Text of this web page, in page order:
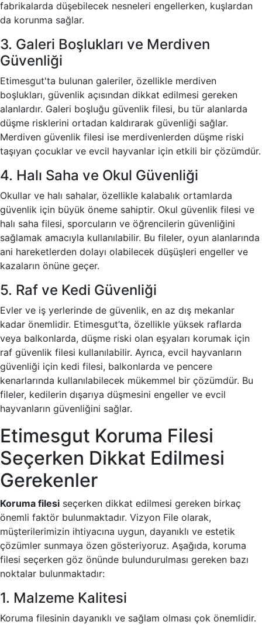
fabrikalarda düşebilecek nesneleri engellerken, kuşlardan
da korunma sağlar.
3. Galeri Boşlukları ve Merdiven
Güvenliği
Etimesgut'ta bulunan galeriler, özellikle merdiven
boşlukları, güvenlik açısından dikkat edilmesi gereken
alanlardır. Galeri boşluğu güvenlik filesi, bu tür alanlarda
düşme risklerini ortadan kaldırarak güvenliği sağlar.
Merdiven güvenlik filesi ise merdivenlerden düşme riski
taşıyan çocuklar ve evcil hayvanlar için etkili bir çözümdür.
4. Halı Saha ve Okul Güvenliği
Okullar ve halı sahalar, özellikle kalabalık ortamlarda
güvenlik için büyük öneme sahiptir. Okul güvenlik filesi ve
halı saha filesi, sporcuların ve öğrencilerin güvenliğini
sağlamak amacıyla kullanılabilir. Bu fileler, oyun alanlarında
ani hareketlerden dolayı olabilecek düşüşleri engeller ve
kazaların önüne geçer.
5. Raf ve Kedi Güvenliği
Evler ve iş yerlerinde de güvenlik, en az dış mekanlar
kadar önemlidir. Etimesgut’ta, özellikle yüksek raflarda
veya balkonlarda, düşme riski olan eşyaları korumak için
raf güvenlik filesi kullanılabilir. Ayrıca, evcil hayvanların
güvenliği için kedi filesi, balkonlarda ve pencere
kenarlarında kullanılabilecek mükemmel bir çözümdür. Bu
fileler, kedilerin dışarıya düşmesini engeller ve evcil
hayvanların güvenliğini sağlar.
Etimesgut Koruma Filesi
Seçerken Dikkat Edilmesi
Gerekenler
Koruma filesi seçerken dikkat edilmesi gereken birkaç
önemli faktör bulunmaktadır. Vizyon File olarak,
müşterilerimizin ihtiyacına uygun, dayanıklı ve estetik
çözümler sunmaya özen gösteriyoruz. Aşağıda, koruma
filesi seçerken göz önünde bulundurulması gereken bazı
noktalar bulunmaktadır:
1. Malzeme Kalitesi
Koruma filesinin dayanıklı ve sağlam olması çok önemlidir.